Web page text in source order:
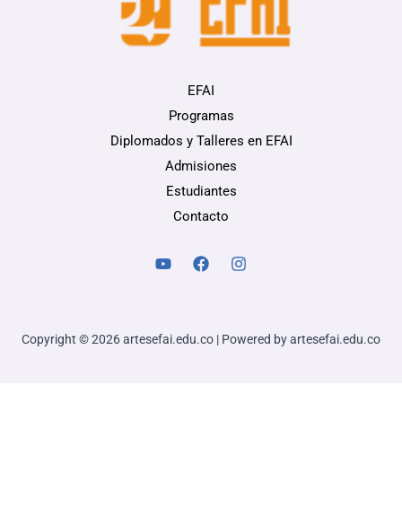
EFAI
Programas
Diplomados y Talleres en EFAI
Admisiones
Estudiantes
Contacto
Copyright © 2026 artesefai.edu.co | Powered by artesefai.edu.co